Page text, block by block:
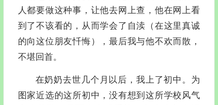
人都要做这种事，让他去网上查，他在网上看
到了不该看的，从而学会了自渎（在这里真诚
的向这位朋友忏悔），最后我与他不欢而散，
不堪回首。
在奶奶去世几个月以后，我上了初中。为
图家近选的这所初中，没有想到这所学校风气